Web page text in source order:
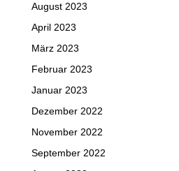
August 2023
April 2023
März 2023
Februar 2023
Januar 2023
Dezember 2022
November 2022
September 2022